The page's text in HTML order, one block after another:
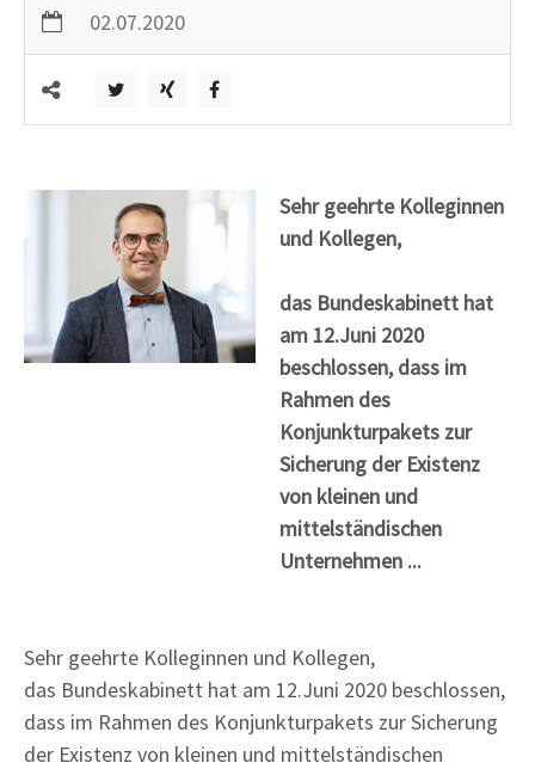
02.07.2020
Sehr geehrte Kolleginnen
und Kollegen,
das Bundeskabinett hat
am 12.Juni 2020
beschlossen, dass im
Rahmen des
Konjunkturpakets zur
Sicherung der Existenz
von kleinen und
mittelständischen
Unternehmen ...
Sehr geehrte Kolleginnen und Kollegen,
das Bundeskabinett hat am 12.Juni 2020 beschlossen,
dass im Rahmen des Konjunkturpakets zur Sicherung
der Existenz von kleinen und mittelständischen